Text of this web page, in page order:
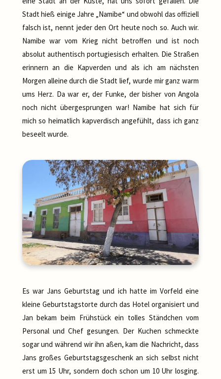
Stadt hieß einige Jahre „Namibe“ und obwohl das offiziell
falsch ist, nennt jeder den Ort heute noch so. Auch wir.
Namibe war vom Krieg nicht betroffen und ist noch
absolut authentisch portugiesisch erhalten. Die Straßen
erinnern an die Kapverden und als ich am nächsten
Morgen alleine durch die Stadt lief, wurde mir ganz warm
ums Herz. Da war er, der Funke, der bisher von Angola
noch nicht übergesprungen war! Namibe hat sich für
mich so heimatlich kapverdisch angefühlt, dass ich ganz
beseelt wurde.
Es war Jans Geburtstag und ich hatte im Vorfeld eine
kleine Geburtstagstorte durch das Hotel organisiert und
Jan bekam beim Frühstück ein tolles Ständchen vom
Personal und Chef gesungen. Der Kuchen schmeckte
sogar und während wir ihn aßen, kam die Nachricht, dass
Jans großes Geburtstagsgeschenk an sich selbst nicht
erst um 15 Uhr, sondern doch schon um 10 Uhr losging.